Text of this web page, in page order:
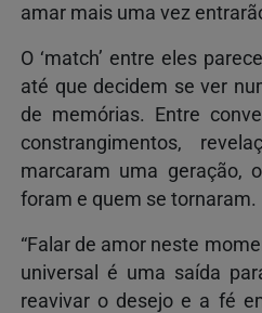
amar mais uma vez
O ‘match’ entre eles
até que decidem se ver
de memórias. Entre
constrangimentos,
marcaram uma geração,
foram e quem se tornaram.
“Falar de amor neste
universal é uma saída
reavivar o desejo e a fé